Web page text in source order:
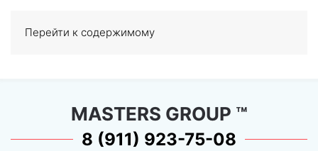
Перейти к содержимому
0
MASTERS GROUP ™
8 (911) 923-75-08